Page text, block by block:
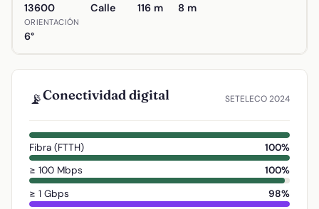
13600 Calle 116 m 8 m
ORIENTACIÓN
6°
📡Conectividad digital SETELECO 2024
Fibra (FTTH)
100%
≥ 100 Mbps
100%
≥ 1 Gbps
98%